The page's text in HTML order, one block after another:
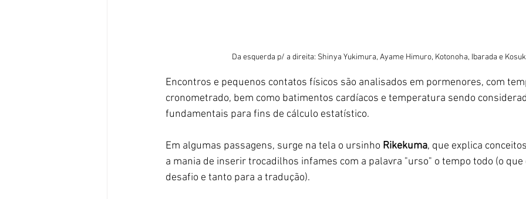
Da esquerda p/ a direita: Shinya Yukimura, Ayame Himuro, Kotonoha, Ibarada e
Encontros e pequenos contatos físicos são analisados em pormenores, com
cronometrado, bem como batimentos cardíacos e temperatura sendo
fundamentais para fins de cálculo estatístico.
Em algumas passagens, surge na tela o ursinho Rikekuma, que explica
a mania de inserir trocadilhos infames com a palavra "urso" o tempo todo (o que
desafio e tanto para a tradução).